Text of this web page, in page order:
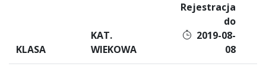
KLASA
KAT.
WIEKOWA
Rejestracja
do
2019-08-
08